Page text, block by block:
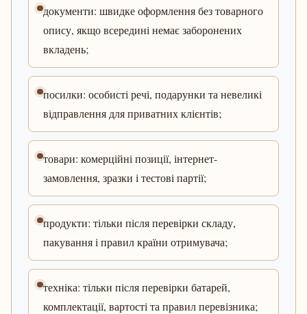
документи: швидке оформлення без товарного
опису, якщо всередині немає заборонених
вкладень;
посилки: особисті речі, подарунки та невеликі
відправлення для приватних клієнтів;
товари: комерційні позиції, інтернет-
замовлення, зразки і тестові партії;
продукти: тільки після перевірки складу,
пакування і правил країни отримувача;
техніка: тільки після перевірки батарей,
комплектації, вартості та правил перевізника;